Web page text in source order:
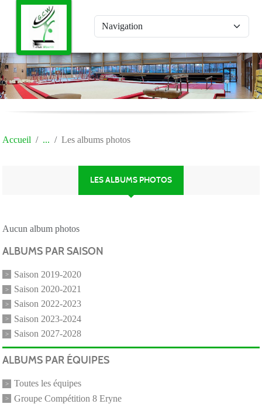
Accueil Les albums photos
LES ALBUMS PHOTOS
Aucun album photos
ALBUMS PAR SAISON
Saison 2019-2020
Saison 2020-2021
Saison 2022-2023
Saison 2023-2024
Saison 2027-2028
ALBUMS PAR ÉQUIPES
Toutes les équipes
Groupe Compétition 8 Eryne
Panneau de gestion des cookies